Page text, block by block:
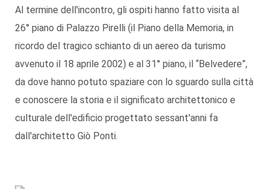
Al termine dell'incontro, gli ospiti hanno fatto visita al
26° piano di Palazzo Pirelli (il Piano della Memoria, in
ricordo del tragico schianto di un aereo da turismo
avvenuto il 18 aprile 2002) e al 31° piano, il “Belvedere”,
da dove hanno potuto spaziare con lo sguardo sulla città
e conoscere la storia e il significato architettonico e
culturale dell'edificio progettato sessant'anni fa
dall'architetto Giò Ponti.